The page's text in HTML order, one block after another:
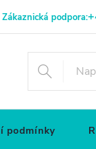
Zákaznická podpora:
podmínky